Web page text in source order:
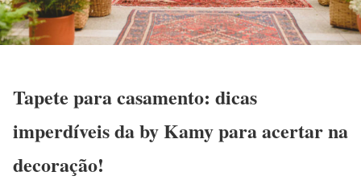
Tapete para casamento: dicas
imperdíveis da by Kamy para acertar na
decoração!